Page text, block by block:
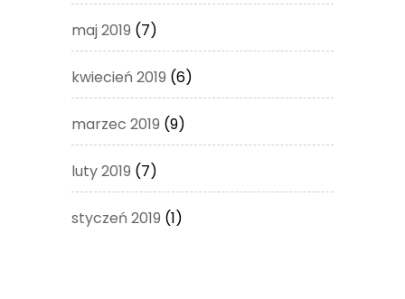
maj 2019 (7)
kwiecień 2019 (6)
marzec 2019 (9)
luty 2019 (7)
styczeń 2019 (1)